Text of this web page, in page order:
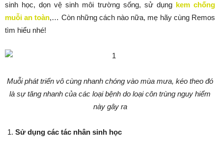
sinh học, dọn vệ sinh môi trường sống, sử dụng kem chống
muỗi an toàn,… Còn những cách nào nữa, mẹ hãy cùng Remos
tìm hiểu nhé!
Muỗi phát triển vô cùng nhanh chóng vào mùa mưa, kéo theo đó
là sự tăng nhanh của các loại bệnh do loại côn trùng nguy hiểm
này gây ra
Sử dụng các tác nhân sinh học